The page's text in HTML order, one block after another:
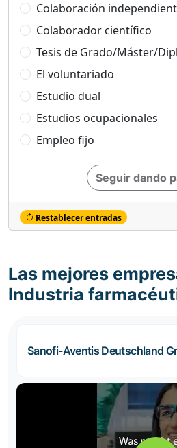
Colaboración
Colaborador científico
Tesis de Grado/Máster/
El voluntariado
Estudio dual
Estudios ocupacionales
Empleo fijo
Seguir dando
Restablecer entradas
Las mejores
Industria
Sanofi-Aventis Deutschland